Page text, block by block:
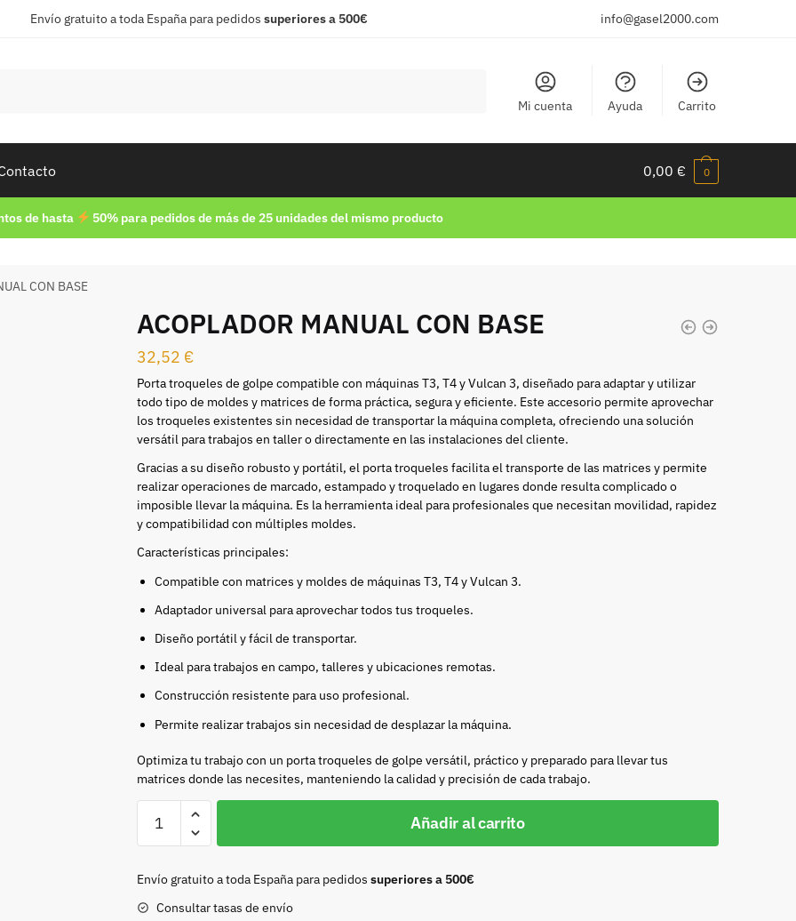
Envío gratuito a toda España para pedidos superiores a 500€ info@gasel2000.com
Mi cuenta Ayuda Carrito
0,00 € 0
de hasta 50% para pedidos de más de 25 unidades del mismo producto
CON BASE
ACOPLADOR MANUAL CON BASE
32,52 €
Porta troqueles de golpe compatible con máquinas T3, T4 y Vulcan 3, diseñado para adaptar y utilizar
todo tipo de moldes y matrices de forma práctica, segura y eficiente. Este accesorio permite aprovechar
los troqueles existentes sin necesidad de transportar la máquina completa, ofreciendo una solución
versátil para trabajos en taller o directamente en las instalaciones del cliente.
Gracias a su diseño robusto y portátil, el porta troqueles facilita el transporte de las matrices y permite
realizar operaciones de marcado, estampado y troquelado en lugares donde resulta complicado o
imposible llevar la máquina. Es la herramienta ideal para profesionales que necesitan movilidad, rapidez
y compatibilidad con múltiples moldes.
Características principales:
Compatible con matrices y moldes de máquinas T3, T4 y Vulcan 3.
Adaptador universal para aprovechar todos tus troqueles.
Diseño portátil y fácil de transportar.
Ideal para trabajos en campo, talleres y ubicaciones remotas.
Construcción resistente para uso profesional.
Permite realizar trabajos sin necesidad de desplazar la máquina.
Optimiza tu trabajo con un porta troqueles de golpe versátil, práctico y preparado para llevar tus
matrices donde las necesites, manteniendo la calidad y precisión de cada trabajo.
ACOPLADOR
MANUAL
BASE
cantidad
Añadir al carrito
Envío gratuito a toda España para pedidos superiores a 500€
Consultar tasas de envío